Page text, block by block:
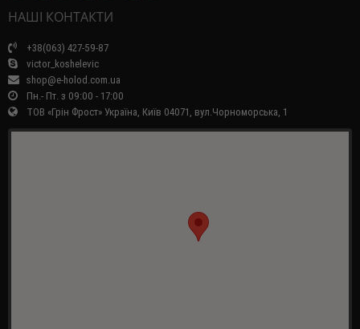
НАШІ КОНТАКТИ
+38(063) 427-59-87
victor_koshelevic
shop@e-holod.com.ua
Пн.- Пт. з 09:00 - 17:00
ТОВ «Грін Фрост» Україна, Київ 04071, вул.Чорноморська, 1